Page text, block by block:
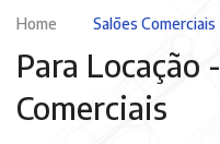
Home Salões Comerciais
Para Locação -
Comerciais